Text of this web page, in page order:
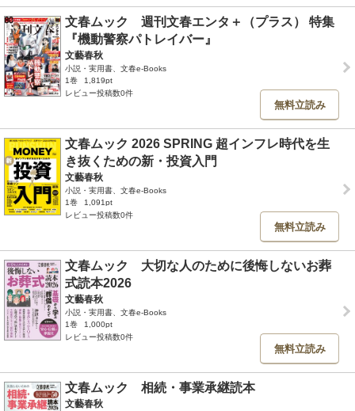
文春ムック 週刊文春エンタ＋（プラス） 特集
『機動警察パトレイバー』
文藝春秋
小説・実用書、文春e-Books
1巻
1,819pt
レビュー投稿数0件
無料立読み
文春ムック 2026 SPRING 超インフレ時代を生
き抜くための新・投資入門
文藝春秋
小説・実用書、文春e-Books
1巻
1,091pt
レビュー投稿数0件
無料立読み
文春ムック 大切な人のために後悔しないお葬
式読本2026
文藝春秋
小説・実用書、文春e-Books
1巻
1,000pt
レビュー投稿数0件
無料立読み
文春ムック 相続・事業承継読本
文藝春秋